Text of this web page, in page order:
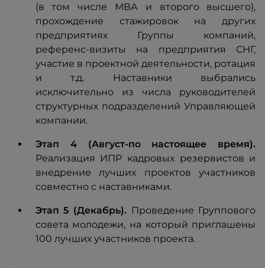
(в том числе МВА и второго высшего),
прохождение стажировок на других
предприятиях Группы компаний,
референс-визиты на предприятия СНГ,
участие в проектной деятельности, ротация
и т.д. Наставники выбрались
исключительно из числа руководителей
структурных подразделений Управляющей
компании.
Этап 4 (Август-по настоящее время).
Реализация ИПР кадровых резервистов и
внедрение лучших проектов участников
совместно с наставниками.
Этап 5 (Декабрь). Проведение Группового
совета молодежи, на который приглашены
100 лучших участников проекта.